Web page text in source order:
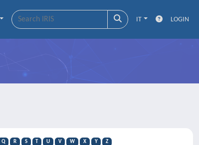
IT LOGIN
Q R S T U V W X Y Z